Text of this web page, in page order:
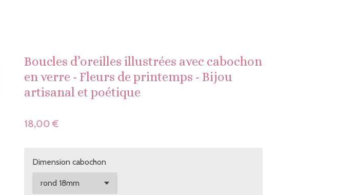
Boucles d’oreilles illustrées avec cabochon
en verre - Fleurs de printemps - Bijou
artisanal et poétique
18,00 €
Dimension cabochon